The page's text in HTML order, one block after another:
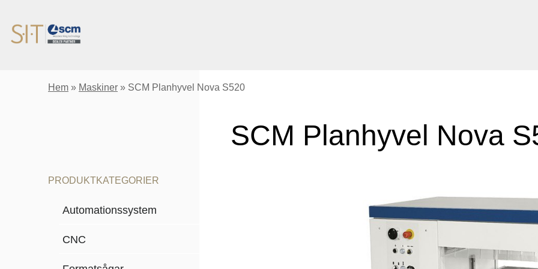
Hem » Maskiner » SCM Planhyvel Nova S520
PRODUKTKATEGORIER
Automationssystem
CNC
SCM Planhyvel Nova